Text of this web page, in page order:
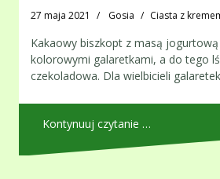
27 maja 2021 Gosia Ciasta z
Kakaowy biszkopt z masą
kolorowymi galaretkami, a do tego
czekoladowa. Dla wielbicieli
Kontynuuj czytanie …